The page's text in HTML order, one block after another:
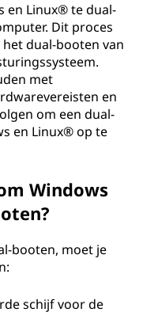
en Linux® te dual-
Dit proces
dual-booten van
met
en
om een dual-
en Linux® op te
Windows
booten, moet je
schijf voor de